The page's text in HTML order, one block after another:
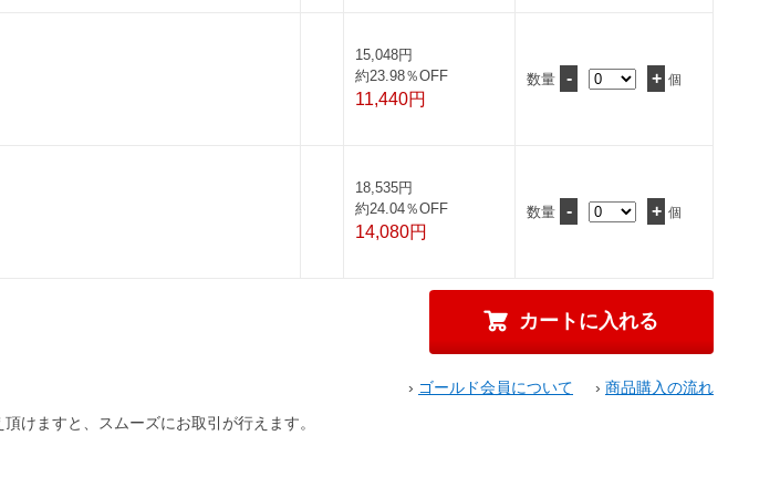
15,048円
約23.98％OFF
11,440円
数量 - + 個
18,535円
約24.04％OFF
14,080円
数量 - + 個
› ゴールド会員について › 商品購入の流れ
けますと、スムーズにお取引が行えます。